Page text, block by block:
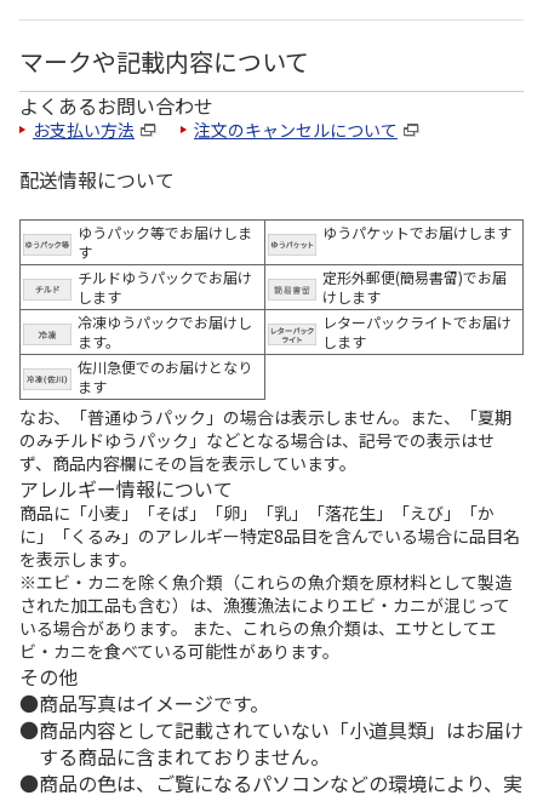
マークや記載内容について
よくあるお問い合わせ
お支払い方法 注文のキャンセルについて
配送情報について
ゆうパック等でお届けしま
す
ゆうパケットでお届けします
チルドゆうパックでお届け
します
定形外郵便(簡易書留)でお届
けします
冷凍ゆうパックでお届けし
ます。
レターパックライトでお届け
します
佐川急便でのお届けとなり
ます
なお、「普通ゆうパック」の場合は表示しません。また、「夏期
のみチルドゆうパック」などとなる場合は、記号での表示はせ
ず、商品内容欄にその旨を表示しています。
アレルギー情報について
商品に「小麦」「そば」「卵」「乳」「落花生」「えび」「か
に」「くるみ」のアレルギー特定8品目を含んでいる場合に品目名
を表示します。
※エビ・カニを除く魚介類（これらの魚介類を原材料として製造
された加工品も含む）は、漁獲漁法によりエビ・カニが混じって
いる場合があります。 また、これらの魚介類は、エサとしてエ
ビ・カニを食べている可能性があります。
その他
商品写真はイメージです。
商品内容として記載されていない「小道具類」はお届け
する商品に含まれておりません。
商品の色は、ご覧になるパソコンなどの環境により、実